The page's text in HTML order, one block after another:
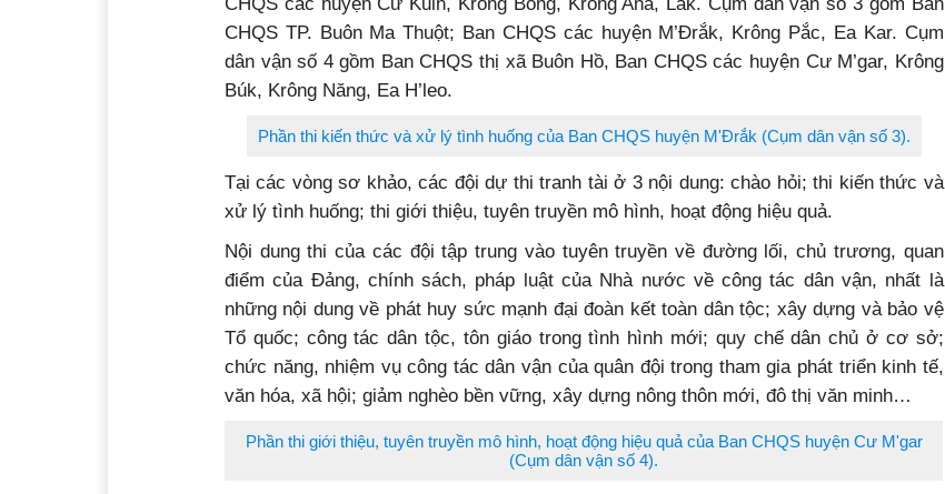
CHQS TP. Buôn Ma Thuột; Ban CHQS các huyện M’Đrắk, Krông Pắc, Ea Kar. Cụm
dân vận số 4 gồm Ban CHQS thị xã Buôn Hồ, Ban CHQS các huyện Cư M’gar, Krông
Búk, Krông Năng, Ea H’leo.
Phần thi kiến thức và xử lý tình huống của Ban CHQS huyện M'Đrắk (Cụm dân vận số 3).
Tại các vòng sơ khảo, các đội dự thi tranh tài ở 3 nội dung: chào hỏi; thi kiến thức và
xử lý tình huống; thi giới thiệu, tuyên truyền mô hình, hoạt động hiệu quả.
Nội dung thi của các đội tập trung vào tuyên truyền về đường lối, chủ trương, quan
điểm của Đảng, chính sách, pháp luật của Nhà nước về công tác dân vận, nhất là
những nội dung về phát huy sức mạnh đại đoàn kết toàn dân tộc; xây dựng và bảo vệ
Tổ quốc; công tác dân tộc, tôn giáo trong tình hình mới; quy chế dân chủ ở cơ sở;
chức năng, nhiệm vụ công tác dân vận của quân đội trong tham gia phát triển kinh tế,
văn hóa, xã hội; giảm nghèo bền vững, xây dựng nông thôn mới, đô thị văn minh…
Phần thi giới thiệu, tuyên truyền mô hình, hoạt động hiệu quả của Ban CHQS huyện Cư M'gar
(Cụm dân vận số 4).